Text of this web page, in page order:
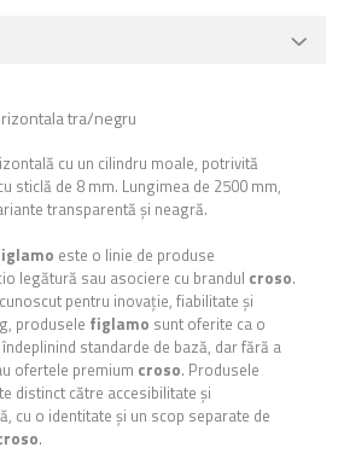
tra/negru
cu un cilindru moale, potrivită
sticlă de 8 mm. Lungimea de 2500 mm,
transparentă și neagră.
este o linie de produse
legătură sau asociere cu brandul croso.
pentru inovație, fiabilitate și
produsele figlamo sunt oferite ca o
standarde de bază, dar fără a
ofertele premium croso. Produsele
distinct către accesibilitate și
cu o identitate și un scop separate de
.